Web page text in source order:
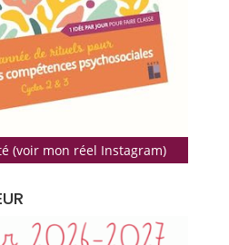
(voir mon réel Instagram)